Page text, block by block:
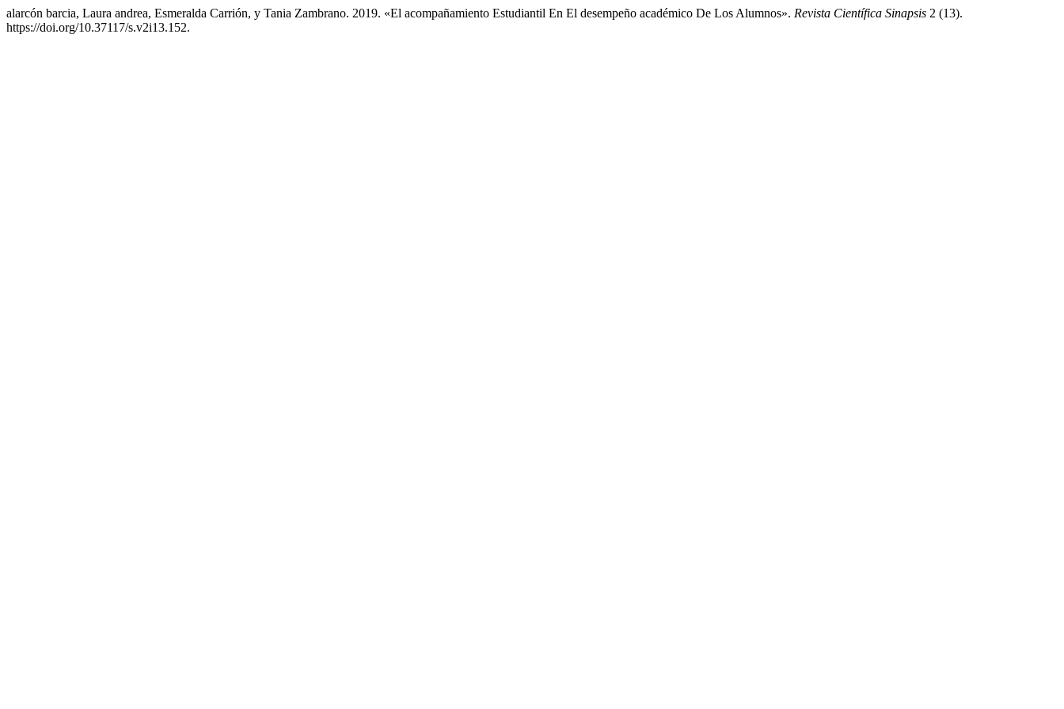
alarcón barcia, Laura andrea, Esmeralda Carrión, y Tania Zambrano. 2019. «El acompañamiento Estudiantil En El desempeño académico De Los Alumnos». Revista Científica Sinapsis 2 (13).
https://doi.org/10.37117/s.v2i13.152.